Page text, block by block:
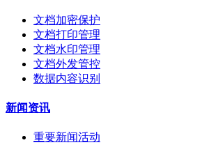
文档加密保护
文档打印管理
文档水印管理
文档外发管控
数据内容识别
新闻资讯
重要新闻活动